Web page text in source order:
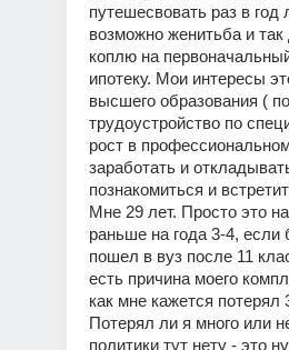
путешесвовать раз в год
возможно женитьба и
коплю на
ипотеку. Мои интересы
высшего образования (
трудоустройство по
рост в
заработать и
познакомиться и
Мне 29 лет. Просто это
раньше на года 3-4, если
пошел в вуз после 11
есть причина моего
как мне кажется потерял
Потерял ли я много или
политики тут нету - это